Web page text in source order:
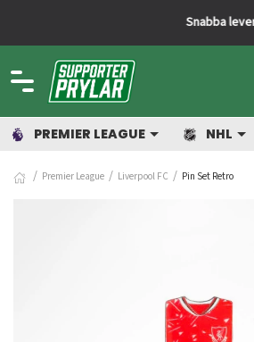
Snabba leveranser från
PREMIER LEAGUE NHL
Premier League Liverpool FC Pin Set Retro